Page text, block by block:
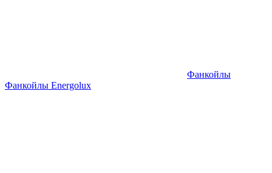
Фанкойлы
Фанкойлы Energolux